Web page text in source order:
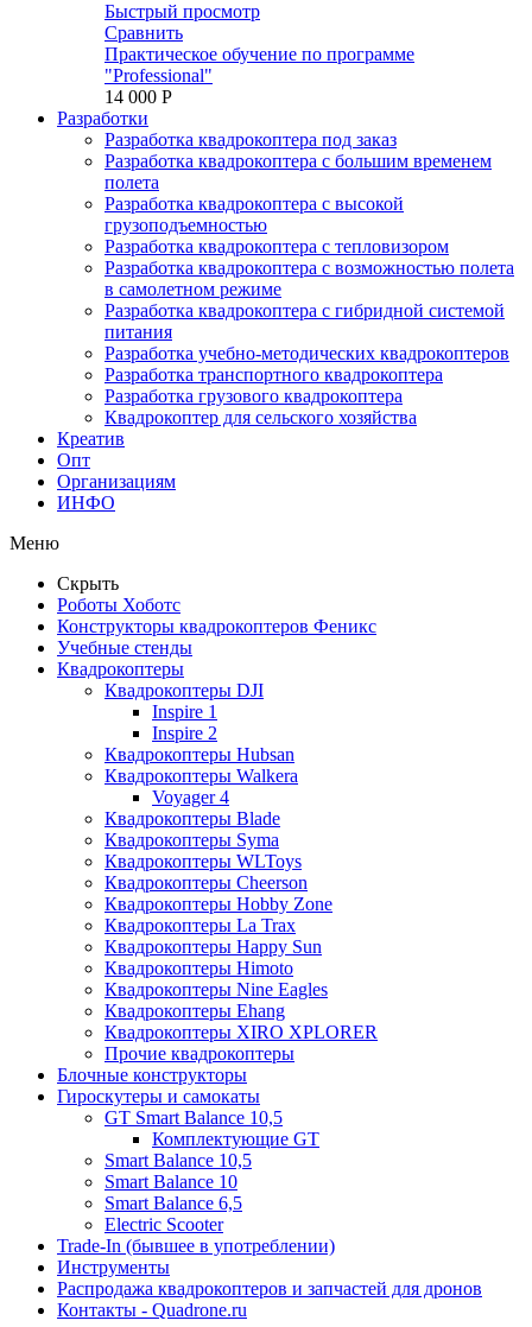
Быстрый просмотр
Сравнить
Практическое обучение по программе
"Professional"
14 000 P
Разработки
Разработка квадрокоптера под заказ
Разработка квадрокоптера с большим временем
полета
Разработка квадрокоптера с высокой
грузоподъемностью
Разработка квадрокоптера с тепловизором
Разработка квадрокоптера с возможностью полета
в самолетном режиме
Разработка квадрокоптера с гибридной системой
питания
Разработка учебно-методических квадрокоптеров
Разработка транспортного квадрокоптера
Разработка грузового квадрокоптера
Квадрокоптер для сельского хозяйства
Креатив
Опт
Организациям
ИНФО
Меню
Скрыть
Роботы Хоботс
Конструкторы квадрокоптеров Феникс
Учебные стенды
Квадрокоптеры
Квадрокоптеры DJI
Inspire 1
Inspire 2
Квадрокоптеры Hubsan
Квадрокоптеры Walkera
Voyager 4
Квадрокоптеры Blade
Квадрокоптеры Syma
Квадрокоптеры WLToys
Квадрокоптеры Cheerson
Квадрокоптеры Hobby Zone
Квадрокоптеры La Trax
Квадрокоптеры Happy Sun
Квадрокоптеры Himoto
Квадрокоптеры Nine Eagles
Квадрокоптеры Ehang
Квадрокоптеры XIRO XPLORER
Прочие квадрокоптеры
Блочные конструкторы
Гироскутеры и самокаты
GT Smart Balance 10,5
Комплектующие GT
Smart Balance 10,5
Smart Balance 10
Smart Balance 6,5
Electric Scooter
Trade-In (бывшее в употреблении)
Инструменты
Распродажа квадрокоптеров и запчастей для дронов
Контакты - Quadrone.ru